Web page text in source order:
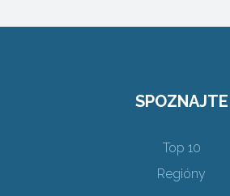
SPOZNAJTE
Top 10
Regióny